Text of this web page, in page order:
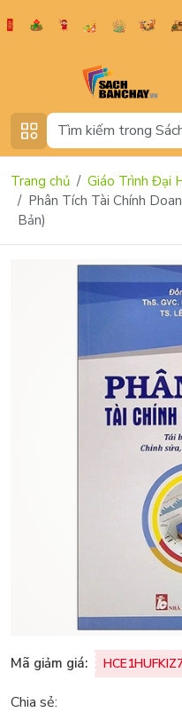
Trang chủ
Giáo Trình Đại
Phân Tích Tài Chính
Bản)
Mã giảm giá:
Chia sẻ: